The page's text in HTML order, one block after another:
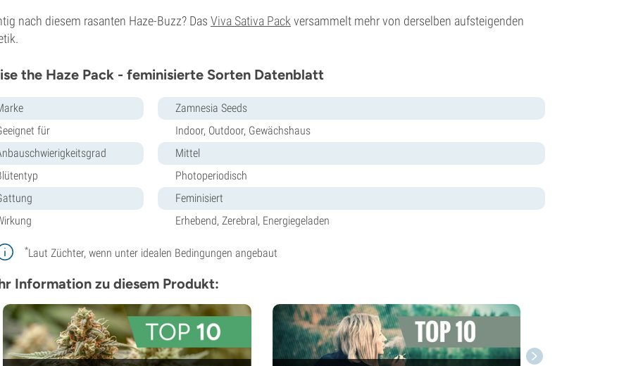
nach diesem rasanten Haze-Buzz? Das Viva Sativa Pack versammelt mehr von derselben aufsteigenden
the Haze Pack - feminisierte Sorten Datenblatt
Zamnesia Seeds
für
Indoor, Outdoor, Gewächshaus
Mittel
Photoperiodisch
Feminisiert
Erhebend, Zerebral, Energiegeladen
*Laut Züchter, wenn unter idealen Bedingungen angebaut
Information zu diesem Produkt: